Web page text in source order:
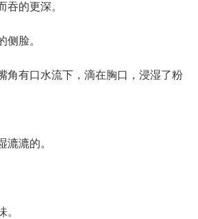
的更深。
脸。
有口水流下，滴在胸口，浸湿了粉
漉的。